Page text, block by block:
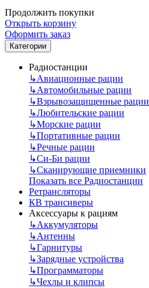
Продолжить покупки
Открыть корзину
Оформить заказ
Категории
Радиостанции
↳Авиационные рации
↳Автомобильные рации
↳Взрывозащищенные рации
↳Любительские рации
↳Морские рации
↳Портативные рации
↳Речные рации
↳Си-Би рации
↳Сканирующие приемники
Показать все Радиостанции
Ретрансляторы
КВ трансиверы
Аксессуары к рациям
↳Аккумуляторы
↳Антенны
↳Гарнитуры
↳Зарядные устройства
↳Программаторы
↳Чехлы и клипсы